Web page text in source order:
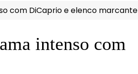
com DiCaprio e elenco marcante
intenso com